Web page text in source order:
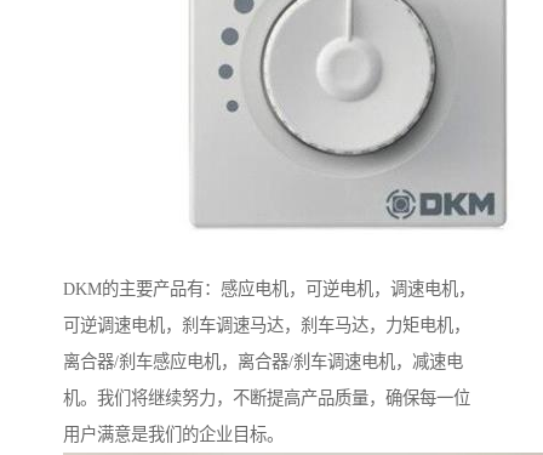
DKM的主要产品有：感应电机，可逆电机，调速电机，
可逆调速电机，刹车调速马达，刹车马达，力矩电机，
离合器/刹车感应电机，离合器/刹车调速电机，减速电
机。我们将继续努力，不断提高产品质量，确保每一位
用户满意是我们的企业目标。